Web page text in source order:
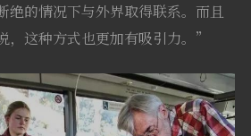
绝的情况下与外界取得联系。而且
，这种方式也更加有吸引力。”